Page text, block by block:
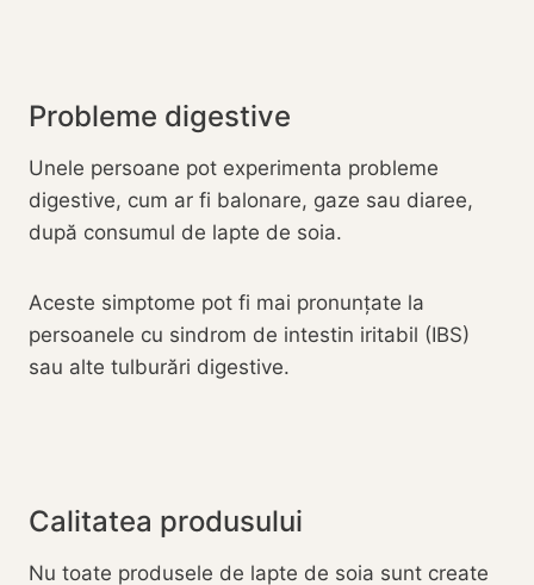
Probleme digestive
Unele persoane pot experimenta probleme
digestive, cum ar fi balonare, gaze sau diaree,
după consumul de lapte de soia.
Aceste simptome pot fi mai pronunțate la
persoanele cu sindrom de intestin iritabil (IBS)
sau alte tulburări digestive.
Calitatea produsului
Nu toate produsele de lapte de soia sunt create